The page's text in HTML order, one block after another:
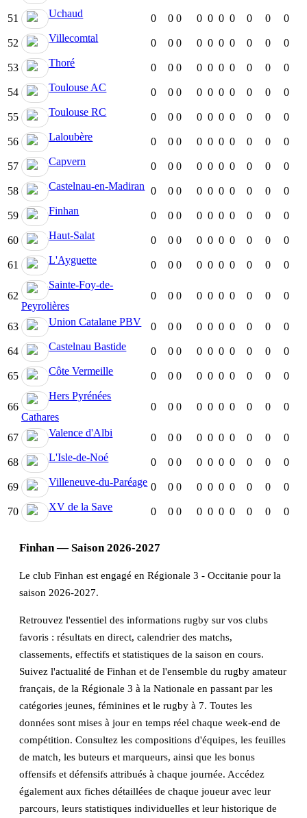
51 Uchaud 0 0 0 0 0 0 0 0 0 0
52 Villecomtal 0 0 0 0 0 0 0 0 0 0
53 Thoré 0 0 0 0 0 0 0 0 0 0
54 Toulouse AC 0 0 0 0 0 0 0 0 0 0
55 Toulouse RC 0 0 0 0 0 0 0 0 0 0
56 Laloubère 0 0 0 0 0 0 0 0 0 0
57 Capvern 0 0 0 0 0 0 0 0 0 0
58 Castelnau-en-Madiran 0 0 0 0 0 0 0 0 0 0
59 Finhan 0 0 0 0 0 0 0 0 0 0
60 Haut-Salat 0 0 0 0 0 0 0 0 0 0
61 L'Ayguette 0 0 0 0 0 0 0 0 0 0
62
Sainte-Foy-de-
Peyrolières
0 0 0 0 0 0 0 0 0 0
63 Union Catalane PBV 0 0 0 0 0 0 0 0 0 0
64 Castelnau Bastide 0 0 0 0 0 0 0 0 0 0
65 Côte Vermeille 0 0 0 0 0 0 0 0 0 0
66
Hers Pyrénées
Cathares
0 0 0 0 0 0 0 0 0 0
67 Valence d'Albi 0 0 0 0 0 0 0 0 0 0
68 L'Isle-de-Noé 0 0 0 0 0 0 0 0 0 0
69 Villeneuve-du-Paréage 0 0 0 0 0 0 0 0 0 0
70 XV de la Save 0 0 0 0 0 0 0 0 0 0
Finhan — Saison 2026-2027
Le club Finhan est engagé en Régionale 3 - Occitanie pour la
saison 2026-2027.
Retrouvez l'essentiel des informations rugby sur vos clubs
favoris : résultats en direct, calendrier des matchs,
classements, effectifs et statistiques de la saison en cours.
Suivez l'actualité de Finhan et de l'ensemble du rugby amateur
français, de la Régionale 3 à la Nationale en passant par les
catégories jeunes, féminines et le rugby à 7. Toutes les
données sont mises à jour en temps réel chaque week-end de
compétition. Consultez les compositions d'équipes, les feuilles
de match, les buteurs et marqueurs, ainsi que les bonus
offensifs et défensifs attribués à chaque journée. Accédez
également aux fiches détaillées de chaque joueur avec leur
parcours, leurs statistiques individuelles et leur historique de